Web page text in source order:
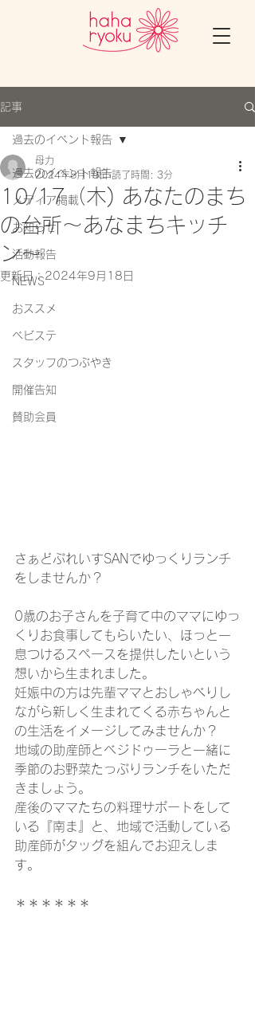
記事
過去のイベント報告
メディア掲載
お知らせ
活動報告
NEWS
おススメ
ベビステ
スタッフのつぶやき
開催告知
賛助会員
過去のイベント報告
10/17（木) あなたのまち
の台所〜あなまちキッチ
ン〜
母力
2024年8月19日 読了時間: 3分
更新日：2024年9月18日
さぁどぷれいすSANでゆっくりランチ
をしませんか？
0歳のお子さんを子育て中のママにゆっ
くりお食事してもらいたい、ほっと一
息つけるスペースを提供したいという
想いから生まれました。
妊娠中の方は先輩ママとおしゃべりし
ながら新しく生まれてくる赤ちゃんと
の生活をイメージしてみませんか？
地域の助産師とベジドゥーラと一緒に
季節のお野菜たっぷりランチをいただ
きましょう。
産後のママたちの料理サポートをして
いる『南ま』と、地域で活動している
助産師がタッグを組んでお迎えしま
す。
＊＊＊＊＊＊